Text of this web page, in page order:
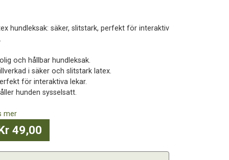
hundleksak: säker, slitstark, perfekt för interaktiv
och hållbar hundleksak.
i säker och slitstark latex.
för interaktiva lekar.
hunden sysselsatt.
mer
49,00